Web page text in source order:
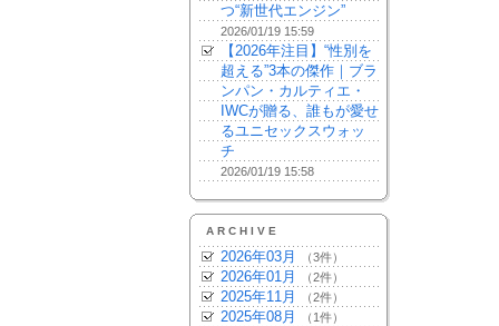
つ“新世代エンジン”
2026/01/19 15:59
【2026年注目】“性別を
超える”3本の傑作｜ブラ
ンパン・カルティエ・
IWCが贈る、誰もが愛せ
るユニセックスウォッ
チ
2026/01/19 15:58
ARCHIVE
2026年03月 （3件）
2026年01月 （2件）
2025年11月 （2件）
2025年08月 （1件）